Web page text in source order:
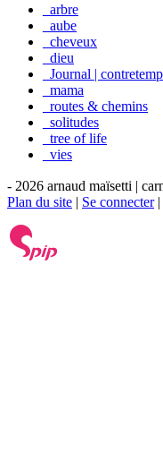
_arbre
_aube
_cheveux
_dieu
_Journal |
_mama
_routes & chemins
_solitudes
_tree of life
_vies
- 2026 arnaud maïsetti |
Plan du site | Se connecter|